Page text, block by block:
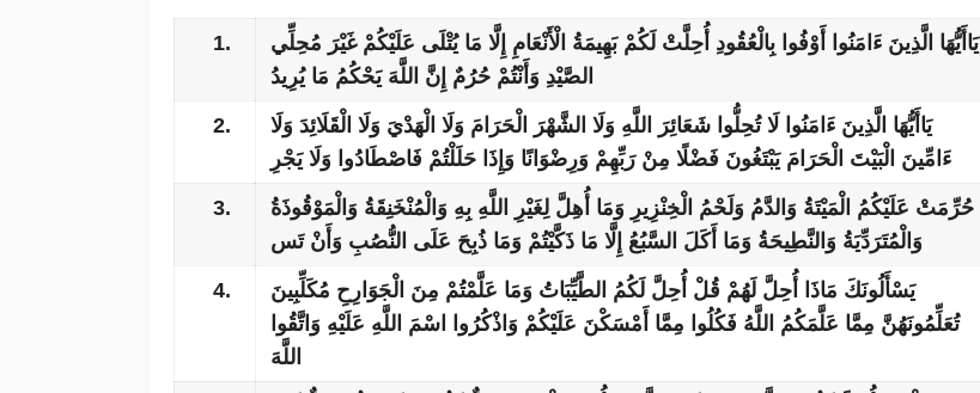
1.
يَاأَيُّهَا الَّذِينَ ءَامَنُوا أَوْفُوا بِالْعُقُودِ أُحِلَّتْ لَكُمْ بَهِيمَةُ الْأَنْعَامِ إِلَّا مَا يُتْلَى عَلَيْكُمْ غَيْرَ مُحِلِّي
الصَّيْدِ وَأَنْتُمْ حُرُمٌ إِنَّ اللَّهَ يَحْكُمُ مَا يُرِيدُ
2.
يَاأَيُّهَا الَّذِينَ ءَامَنُوا لَا تُحِلُّوا شَعَائِرَ اللَّهِ وَلَا الشَّهْرَ الْحَرَامَ وَلَا الْهَدْيَ وَلَا الْقَلَائِدَ وَلَا
ءَامِّينَ الْبَيْتَ الْحَرَامَ يَبْتَغُونَ فَضْلًا مِنْ رَبِّهِمْ وَرِضْوَانًا وَإِذَا حَلَلْتُمْ فَاصْطَادُوا وَلَا يَجْرِ
3.
حُرِّمَتْ عَلَيْكُمُ الْمَيْتَةُ وَالدَّمُ وَلَحْمُ الْخِنْزِيرِ وَمَا أُهِلَّ لِغَيْرِ اللَّهِ بِهِ وَالْمُنْخَنِقَةُ وَالْمَوْقُوذَةُ
وَالْمُتَرَدِّيَةُ وَالنَّطِيحَةُ وَمَا أَكَلَ السَّبُعُ إِلَّا مَا ذَكَّيْتُمْ وَمَا ذُبِحَ عَلَى النُّصُبِ وَأَنْ تَس
4.
يَسْأَلُونَكَ مَاذَا أُحِلَّ لَهُمْ قُلْ أُحِلَّ لَكُمُ الطَّيِّبَاتُ وَمَا عَلَّمْتُمْ مِنَ الْجَوَارِحِ مُكَلِّبِينَ
تُعَلِّمُونَهُنَّ مِمَّا عَلَّمَكُمُ اللَّهُ فَكُلُوا مِمَّا أَمْسَكْنَ عَلَيْكُمْ وَاذْكُرُوا اسْمَ اللَّهِ عَلَيْهِ وَاتَّقُوا
اللَّهَ